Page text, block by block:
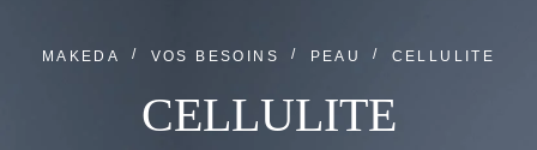
MAKEDA VOS BESOINS PEAU CELLULITE
CELLULITE